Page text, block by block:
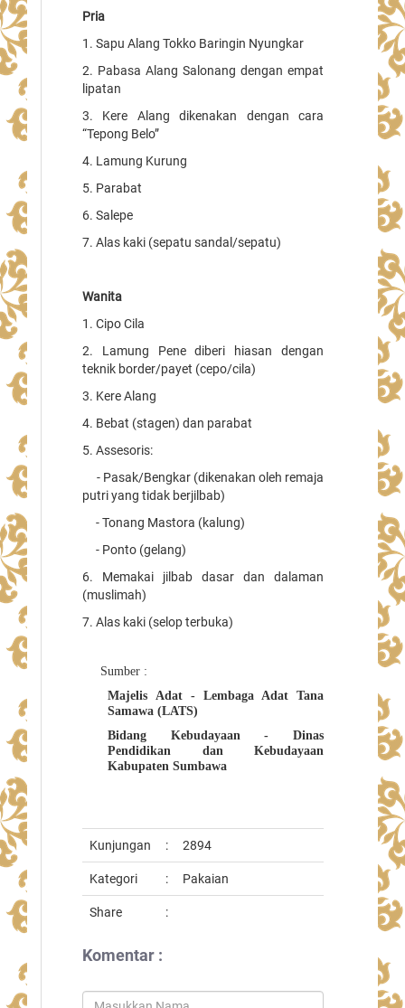
Pria
1. Sapu Alang Tokko Baringin Nyungkar
2. Pabasa Alang Salonang dengan empat
lipatan
3. Kere Alang dikenakan dengan cara
“Tepong Belo”
4. Lamung Kurung
5. Parabat
6. Salepe
7. Alas kaki (sepatu sandal/sepatu)
Wanita
1. Cipo Cila
2. Lamung Pene diberi hiasan dengan
teknik border/payet (cepo/cila)
3. Kere Alang
4. Bebat (stagen) dan parabat
5. Assesoris:
- Pasak/Bengkar (dikenakan oleh remaja
putri yang tidak berjilbab)
- Tonang Mastora (kalung)
- Ponto (gelang)
6. Memakai jilbab dasar dan dalaman
(muslimah)
7. Alas kaki (selop terbuka)
Sumber :
Majelis Adat - Lembaga Adat Tana
Samawa (LATS)
Bidang Kebudayaan - Dinas
Pendidikan dan Kebudayaan
Kabupaten Sumbawa
Kunjungan : 2894
Kategori : Pakaian
Share :
Komentar :